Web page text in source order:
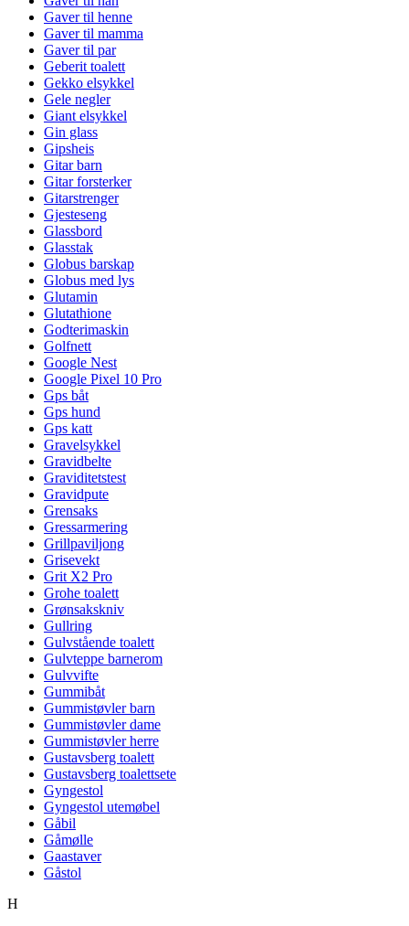
Gaver til henne
Gaver til mamma
Gaver til par
Geberit toalett
Gekko elsykkel
Gele negler
Giant elsykkel
Gin glass
Gipsheis
Gitar barn
Gitar forsterker
Gitarstrenger
Gjesteseng
Glassbord
Glasstak
Globus barskap
Globus med lys
Glutamin
Glutathione
Godterimaskin
Golfnett
Google Nest
Google Pixel 10 Pro
Gps båt
Gps hund
Gps katt
Gravelsykkel
Gravidbelte
Graviditetstest
Gravidpute
Grensaks
Gressarmering
Grillpaviljong
Grisevekt
Grit X2 Pro
Grohe toalett
Grønsakskniv
Gullring
Gulvstående toalett
Gulvteppe barnerom
Gulvvifte
Gummibåt
Gummistøvler barn
Gummistøvler dame
Gummistøvler herre
Gustavsberg toalett
Gustavsberg toalettsete
Gyngestol
Gyngestol utemøbel
Gåbil
Gåmølle
Gaastaver
Gåstol
H